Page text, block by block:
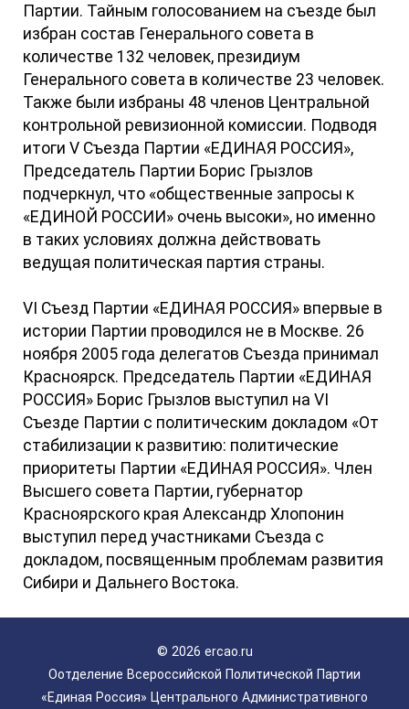
Партии. Тайным голосованием на съезде был
избран состав Генерального совета в
количестве 132 человек, президиум
Генерального совета в количестве 23 человек.
Также были избраны 48 членов Центральной
контрольной ревизионной комиссии. Подводя
итоги V Съезда Партии «ЕДИНАЯ РОССИЯ»,
Председатель Партии Борис Грызлов
подчеркнул, что «общественные запросы к
«ЕДИНОЙ РОССИИ» очень высоки», но именно
в таких условиях должна действовать
ведущая политическая партия страны.
VI Съезд Партии «ЕДИНАЯ РОССИЯ» впервые в
истории Партии проводился не в Москве. 26
ноября 2005 года делегатов Съезда принимал
Красноярск. Председатель Партии «ЕДИНАЯ
РОССИЯ» Борис Грызлов выступил на VI
Съезде Партии с политическим докладом «От
стабилизации к развитию: политические
приоритеты Партии «ЕДИНАЯ РОССИЯ». Член
Высшего совета Партии, губернатор
Красноярского края Александр Хлопонин
выступил перед участниками Съезда с
докладом, посвященным проблемам развития
Сибири и Дальнего Востока.
© 2026 ercao.ru
Оотделение Всероссийской Политической Партии
«Единая Россия» Центрального Административного